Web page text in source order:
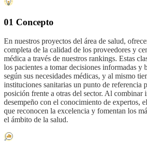
01 Concepto
En nuestros proyectos del área de salud,
completa de la calidad de los proveedores y
médica a través de nuestros rankings. Estas
los pacientes a tomar decisiones informadas y
según sus necesidades médicas, y al mismo
instituciones sanitarias un punto de referencia
posición frente a otras del sector. Al combinar
desempeño con el conocimiento de expertos,
que reconocen la excelencia y fomentan los
el ámbito de la salud.